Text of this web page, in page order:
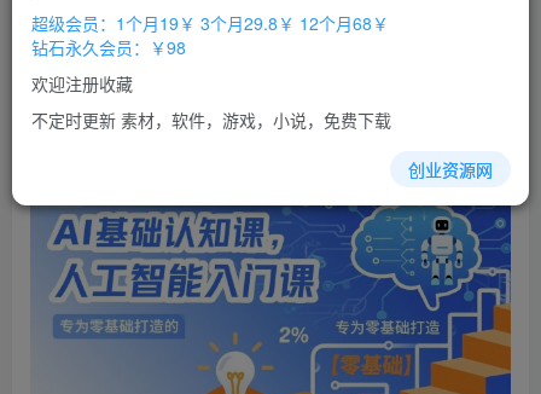
您当前未登录！建议登陆后购买，办理会员包月更省钱，可保存购
超级会员：1个月19￥ 3个月29.8￥ 12个月68￥
钻石永久会员：￥98
欢迎注册收藏
不定时更新 素材，软件，游戏，小说，免费下载
创业资源网